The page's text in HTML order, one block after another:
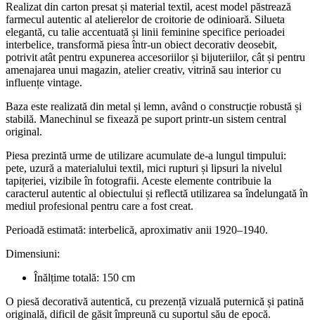
Realizat din carton presat și material textil, acest model păstrează
farmecul autentic al atelierelor de croitorie de odinioară. Silueta
elegantă, cu talie accentuată și linii feminine specifice perioadei
interbelice, transformă piesa într-un obiect decorativ deosebit,
potrivit atât pentru expunerea accesoriilor și bijuteriilor, cât și pentru
amenajarea unui magazin, atelier creativ, vitrină sau interior cu
influențe vintage.
Baza este realizată din metal și lemn, având o construcție robustă și
stabilă. Manechinul se fixează pe suport printr-un sistem central
original.
Piesa prezintă urme de utilizare acumulate de-a lungul timpului:
pete, uzură a materialului textil, mici rupturi și lipsuri la nivelul
tapițeriei, vizibile în fotografii. Aceste elemente contribuie la
caracterul autentic al obiectului și reflectă utilizarea sa îndelungată în
mediul profesional pentru care a fost creat.
Perioadă estimată: interbelică, aproximativ anii 1920–1940.
Dimensiuni:
Înălțime totală: 150 cm
O piesă decorativă autentică, cu prezență vizuală puternică și patină
originală, dificil de găsit împreună cu suportul său de epocă.